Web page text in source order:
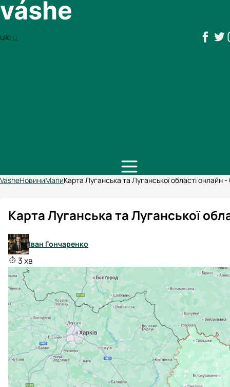
ukru
VasheНовиниМапиКарта Луганська та Луганської області онлайн
Карта Луганська та Луганської
Іван Гончаренко
3 хв